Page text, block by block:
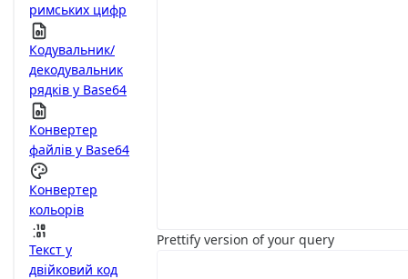
римських цифр
Кодувальник/
декодувальник
рядків у Base64
Конвертер
файлів у Base64
Конвертер
кольорів
Текст у
двійковий код
Prettify version of your query